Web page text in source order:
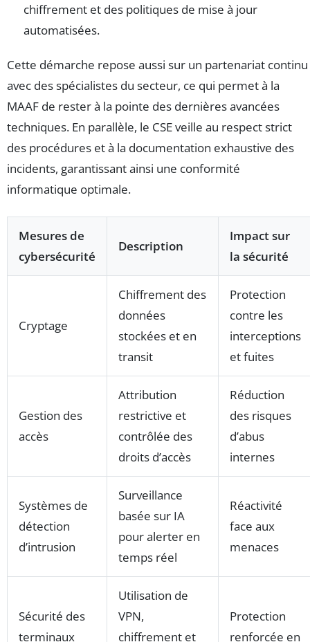
chiffrement et des politiques de mise à jour
automatisées.
Cette démarche repose aussi sur un partenariat continu
avec des spécialistes du secteur, ce qui permet à la
MAAF de rester à la pointe des dernières avancées
techniques. En parallèle, le CSE veille au respect strict
des procédures et à la documentation exhaustive des
incidents, garantissant ainsi une conformité
informatique optimale.
Mesures de
cybersécurité
Description
Impact sur
la sécurité
Cryptage
Chiffrement des
données
stockées et en
transit
Protection
contre les
interceptions
et fuites
Gestion des
accès
Attribution
restrictive et
contrôlée des
droits d’accès
Réduction
des risques
d’abus
internes
Systèmes de
détection
d’intrusion
Surveillance
basée sur IA
pour alerter en
temps réel
Réactivité
face aux
menaces
Sécurité des
terminaux
Utilisation de
VPN,
chiffrement et
Protection
renforcée en